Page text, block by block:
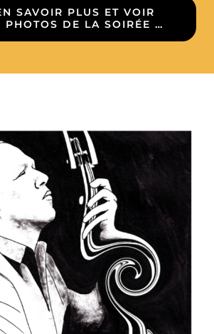
SAVOIR PLUS ET VOIR
PHOTOS DE LA SOIRÉE …